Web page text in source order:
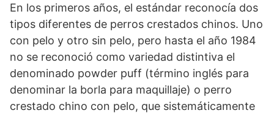
En los primeros años, el estándar reconocía dos
tipos diferentes de perros crestados chinos. Uno
con pelo y otro sin pelo, pero hasta el año 1984
no se reconoció como variedad distintiva el
denomi­nado powder puff (término inglés para
denominar la borla para maquillaje) o perro
crestado chino con pelo, que sistemáticamente